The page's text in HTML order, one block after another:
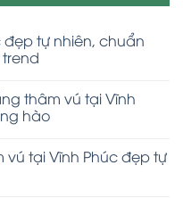
đẹp tự nhiên, chuẩn
thâm vú tại Vĩnh
hào
vú tại Vĩnh Phúc đẹp tự